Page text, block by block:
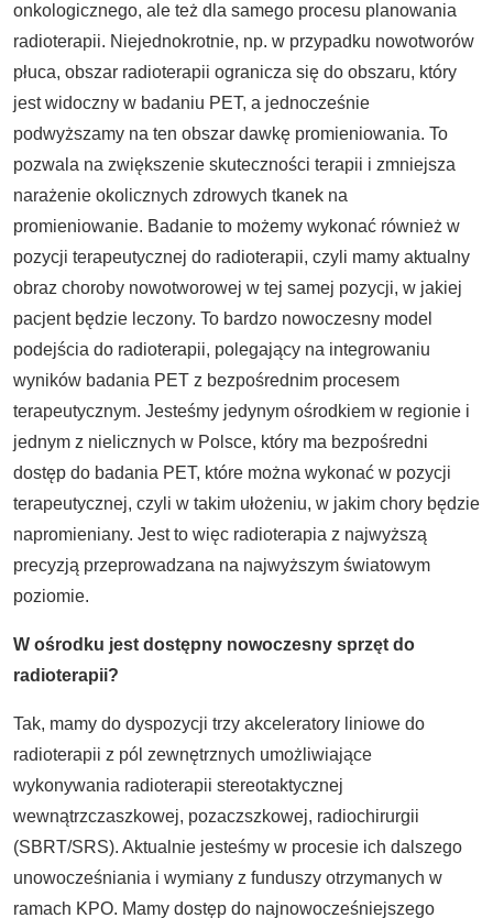
onkologicznego, ale też dla samego procesu planowania
radioterapii. Niejednokrotnie, np. w przypadku nowotworów
płuca, obszar radioterapii ogranicza się do obszaru, który
jest widoczny w badaniu PET, a jednocześnie
podwyższamy na ten obszar dawkę promieniowania. To
pozwala na zwiększenie skuteczności terapii i zmniejsza
narażenie okolicznych zdrowych tkanek na
promieniowanie. Badanie to możemy wykonać również w
pozycji terapeutycznej do radioterapii, czyli mamy aktualny
obraz choroby nowotworowej w tej samej pozycji, w jakiej
pacjent będzie leczony. To bardzo nowoczesny model
podejścia do radioterapii, polegający na integrowaniu
wyników badania PET z bezpośrednim procesem
terapeutycznym. Jesteśmy jedynym ośrodkiem w regionie i
jednym z nielicznych w Polsce, który ma bezpośredni
dostęp do badania PET, które można wykonać w pozycji
terapeutycznej, czyli w takim ułożeniu, w jakim chory będzie
napromieniany. Jest to więc radioterapia z najwyższą
precyzją przeprowadzana na najwyższym światowym
poziomie.
W ośrodku jest dostępny nowoczesny sprzęt do
radioterapii?
Tak, mamy do dyspozycji trzy akceleratory liniowe do
radioterapii z pól zewnętrznych umożliwiające
wykonywania radioterapii stereotaktycznej
wewnątrzczaszkowej, pozaczszkowej, radiochirurgii
(SBRT/SRS). Aktualnie jesteśmy w procesie ich dalszego
unowocześniania i wymiany z funduszy otrzymanych w
ramach KPO. Mamy dostęp do najnowocześniejszego